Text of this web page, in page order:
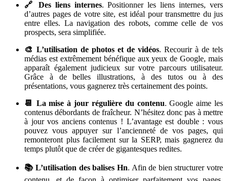
🔗 Des liens internes. Positionner les liens internes, vers
d’autres pages de votre site, est idéal pour transmettre du jus
entre elles. La navigation des robots, comme celle de vos
prospects, sera simplifiée.
🎨 L’utilisation de photos et de vidéos. Recourir à de tels
médias est extrêmement bénéfique aux yeux de Google, mais
apparaît également judicieux sur votre parcours utilisateur.
Grâce à de belles illustrations, à des tutos ou à des
présentations, vous gagnerez très certainement des points.
📆 La mise à jour régulière du contenu. Google aime les
contenus débordants de fraîcheur. N’hésitez donc pas à mettre
à jour vos anciens contenus ! L’avantage est double : vous
pouvez vous appuyer sur l’ancienneté de vos pages, qui
remonteront plus facilement sur la SERP, mais gagnerez du
temps plutôt que de créer de gigantesques redites.
📚 L’utilisation des balises Hn. Afin de bien structurer votre